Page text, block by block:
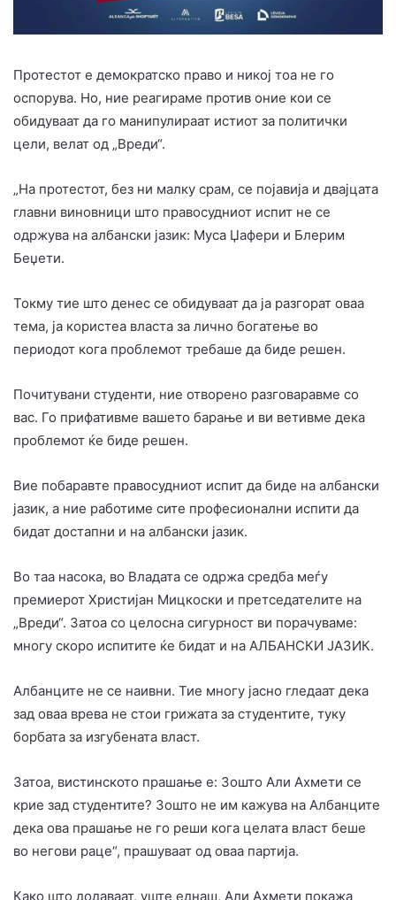
Протестот е демократско право и никој тоа не го
оспорува. Но, ние реагираме против оние кои се
обидуваат да го манипулираат истиот за политички
цели, велат од „Вреди“.
„На протестот, без ни малку срам, се појавија и двајцата
главни виновници што правосудниот испит не се
одржува на албански јазик: Муса Џафери и Блерим
Беџети.
Токму тие што денес се обидуваат да ја разгорат оваа
тема, ја користеа власта за лично богатење во
периодот кога проблемот требаше да биде решен.
Почитувани студенти, ние отворено разговаравме со
вас. Го прифативме вашето барање и ви ветивме дека
проблемот ќе биде решен.
Вие побаравте правосудниот испит да биде на албански
јазик, а ние работиме сите професионални испити да
бидат достапни и на албански јазик.
Во таа насока, во Владата се одржа средба меѓу
премиерот Христијан Мицкоски и претседателите на
„Вреди“. Затоа со целосна сигурност ви порачуваме:
многу скоро испитите ќе бидат и на АЛБАНСКИ ЈАЗИК.
Албанците не се наивни. Тие многу јасно гледаат дека
зад оваа врева не стои грижата за студентите, туку
борбата за изгубената власт.
Затоа, вистинското прашање е: Зошто Али Ахмети се
крие зад студентите? Зошто не им кажува на Албанците
дека ова прашање не го реши кога целата власт беше
во негови раце“, прашуваат од оваа партија.
Како што додаваат, уште еднаш, Али Ахмети покажа